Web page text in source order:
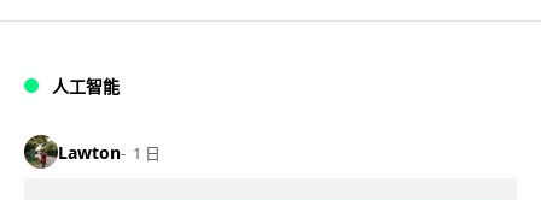
人工智能
Lawton 1 日